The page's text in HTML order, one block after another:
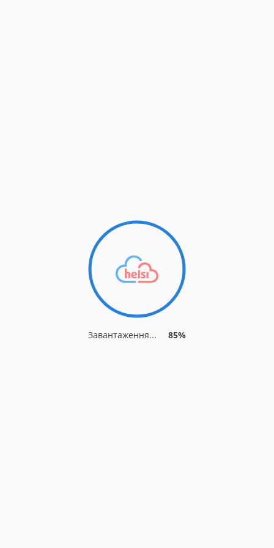
Завантаження... 85%